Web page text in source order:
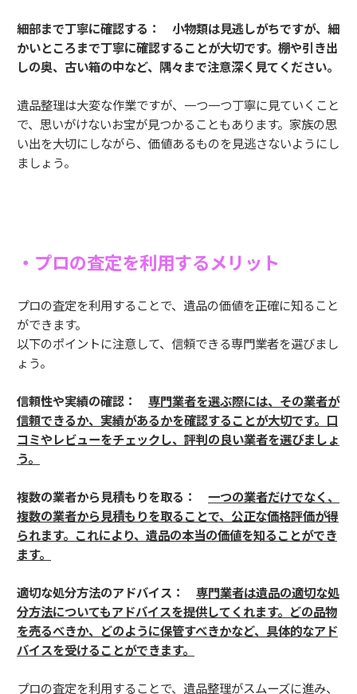
細部まで丁寧に確認する： 小物類は見逃しがちですが、細
かいところまで丁寧に確認することが大切です。棚や引き出
しの奥、古い箱の中など、隅々まで注意深く見てください。
遺品整理は大変な作業ですが、一つ一つ丁寧に見ていくこと
で、思いがけないお宝が見つかることもあります。家族の思
い出を大切にしながら、価値あるものを見逃さないようにし
ましょう。
・プロの査定を利用するメリット
プロの査定を利用することで、遺品の価値を正確に知ること
ができます。
以下のポイントに注意して、信頼できる専門業者を選びまし
ょう。
信頼性や実績の確認： 専門業者を選ぶ際には、その業者が
信頼できるか、実績があるかを確認することが大切です。口
コミやレビューをチェックし、評判の良い業者を選びましょ
う。
複数の業者から見積もりを取る： 一つの業者だけでなく、
複数の業者から見積もりを取ることで、公正な価格評価が得
られます。これにより、遺品の本当の価値を知ることができ
ます。
適切な処分方法のアドバイス： 専門業者は遺品の適切な処
分方法についてもアドバイスを提供してくれます。どの品物
を売るべきか、どのように保管すべきかなど、具体的なアド
バイスを受けることができます。
プロの査定を利用することで、遺品整理がスムーズに進み、